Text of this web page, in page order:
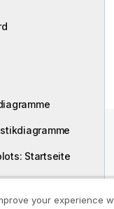
Startseite
your experience